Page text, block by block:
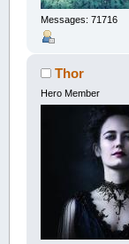
Messages: 71716
Thor
Hero Member